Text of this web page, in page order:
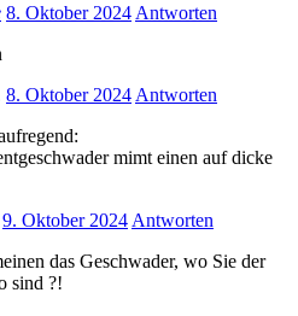
8. Oktober 2024 Antworten
8. Oktober 2024 Antworten
mimt einen auf dicke
9. Oktober 2024 Antworten
das Geschwader, wo Sie der
sind ?!